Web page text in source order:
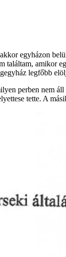
egyházon
találtam, amikor
legfőbb
perben nem
tette. A